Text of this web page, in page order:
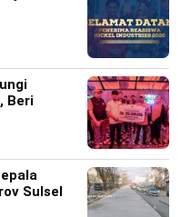
Beri
Sulsel